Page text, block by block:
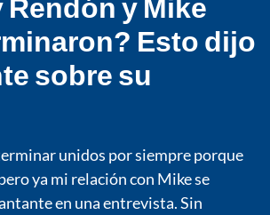
Esto dijo
sobre su
unidos por siempre porque
ya mi relación con Mike se
en una entrevista. Sin